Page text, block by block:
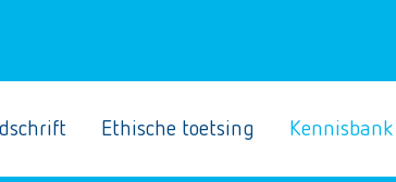
Ethische toetsing Kennisbank